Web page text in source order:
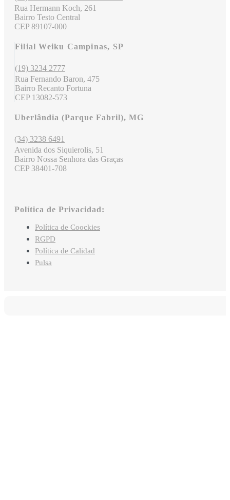
Rua Hermann Koch, 261
Bairro Testo Central
CEP 89107-000
Filial Weiku Campinas, SP
(19) 3234 2777
Rua Fernando Baron, 475
Bairro Recanto Fortuna
CEP 13082-573
Uberlândia (Parque Fabril), MG
(34) 3238 6491
Avenida dos Siquierolis, 51
Bairro Nossa Senhora das Graças
CEP 38401-708
Política de Privacidad:
Política de Coockies
RGPD
Política de Calidad
Pulsa